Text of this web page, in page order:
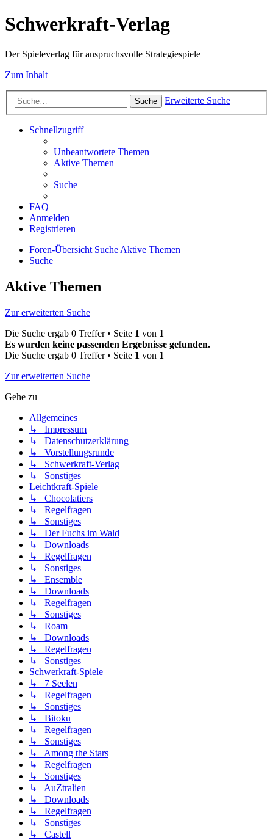
Schwerkraft-Verlag
Der Spieleverlag für anspruchsvolle Strategiespiele
Zum Inhalt
Suche Erweiterte Suche
Schnellzugriff
Unbeantwortete Themen
Aktive Themen
Suche
FAQ
Anmelden
Registrieren
Foren-Übersicht SucheAktive Themen
Suche
Aktive Themen
Zur erweiterten Suche
Die Suche ergab 0 Treffer • Seite 1 von 1
Es wurden keine passenden Ergebnisse gefunden.
Die Suche ergab 0 Treffer • Seite 1 von 1
Zur erweiterten Suche
Gehe zu
Allgemeines
↳ Impressum
↳ Datenschutzerklärung
↳ Vorstellungsrunde
↳ Schwerkraft-Verlag
↳ Sonstiges
Leichtkraft-Spiele
↳ Chocolatiers
↳ Regelfragen
↳ Sonstiges
↳ Der Fuchs im Wald
↳ Downloads
↳ Regelfragen
↳ Sonstiges
↳ Ensemble
↳ Downloads
↳ Regelfragen
↳ Sonstiges
↳ Roam
↳ Downloads
↳ Regelfragen
↳ Sonstiges
Schwerkraft-Spiele
↳ 7 Seelen
↳ Regelfragen
↳ Sonstiges
↳ Bitoku
↳ Regelfragen
↳ Sonstiges
↳ Among the Stars
↳ Regelfragen
↳ Sonstiges
↳ AuZtralien
↳ Downloads
↳ Regelfragen
↳ Sonstiges
↳ Castell